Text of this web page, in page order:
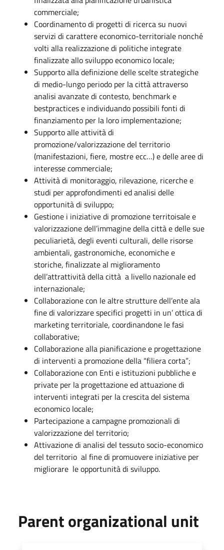
commerciale;
Coordinamento di progetti di ricerca su nuovi
servizi di carattere economico-territoriale nonché
volti alla realizzazione di politiche integrate
finalizzate allo sviluppo economico locale;
Supporto alla definizione delle scelte strategiche
di medio-lungo periodo per la città attraverso
analisi avanzate di contesto, benchmark e
bestpractices e individuando possibili fonti di
finanziamento per la loro implementazione;
Supporto alle attività di
promozione/valorizzazione del territorio
(manifestazioni, fiere, mostre ecc…) e delle aree di
interesse commerciale;
Attività di monitoraggio, rilevazione, ricerche e
studi per approfondimenti ed analisi delle
opportunità di sviluppo;
Gestione i iniziative di promozione territoisale e
valorizzazione dell’immagine della città e delle sue
peculiarietà, degli eventi culturali, delle risorse
ambientali, gastronomiche, economiche e
storiche, finalizzate al miglioramento
dell’attrattività della città a livello nazionale ed
internazionale;
Collaborazione con le altre strutture dell’ente ala
fine di valorizzare specifici progetti in un’ ottica di
marketing territoriale, coordinandone le fasi
collaborative;
Collaborazione alla pianificazione e progettazione
di interventi a promozione della “filiera corta”;
Collaborazione con Enti e istituzioni pubbliche e
private per la progettazione ed attuazione di
interventi integrati per la crescita del sistema
economico locale;
Partecipazione a campagne promozionali di
valorizzazione del territorio;
Attivazione di analisi del tessuto socio-economico
del territorio al fine di promuovere iniziative per
migliorare le opportunità di sviluppo.
Parent organizational unit